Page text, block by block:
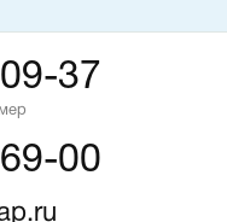
37
00